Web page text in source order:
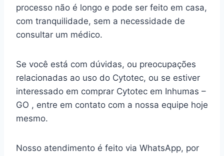
processo não é longo e pode ser feito em casa,
com tranquilidade, sem a necessidade de
consultar um médico.
Se você está com dúvidas, ou preocupações
relacionadas ao uso do Cytotec, ou se estiver
interessado em comprar Cytotec em Inhumas –
GO , entre em contato com a nossa equipe hoje
mesmo.
Nosso atendimento é feito via WhatsApp, por